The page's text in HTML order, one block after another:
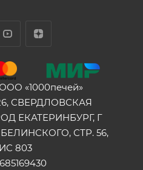
«1000печей»
СВЕРДЛОВСКАЯ
ЕКАТЕРИНБУРГ, Г
СТР. 56,
803